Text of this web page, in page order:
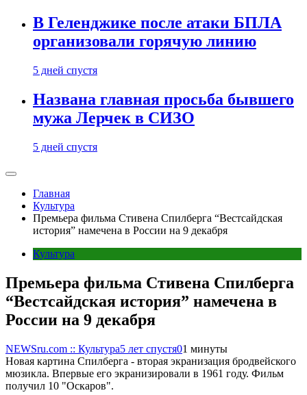
В Геленджике после атаки БПЛА
организовали горячую линию
5 дней спустя
Названа главная просьба бывшего
мужа Лерчек в СИЗО
5 дней спустя
Главная
Культура
Премьера фильма Стивена Спилберга “‎Вестсайдская
история” намечена в России на 9 декабря
Культура
Премьера фильма Стивена Спилберга
“‎Вестсайдская история” намечена в
России на 9 декабря
NEWSru.com :: Культура5 лет спустя01 минуты
Новая картина Спилберга - вторая экранизация бродвейского
мюзикла. Впервые его экранизировали в 1961 году. Фильм
получил 10 "‎Оскаров".